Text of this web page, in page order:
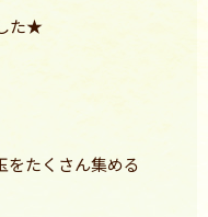
た★
をたくさん集める